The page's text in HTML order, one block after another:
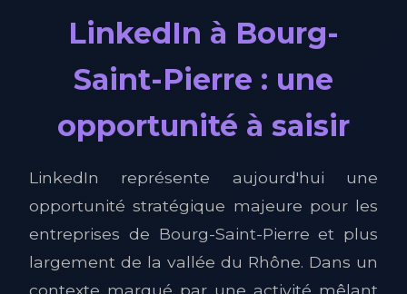
LinkedIn à Bourg-
Saint-Pierre : une
opportunité à saisir
LinkedIn représente aujourd'hui une
opportunité stratégique majeure pour les
entreprises de Bourg-Saint-Pierre et plus
largement de la vallée du Rhône. Dans un
contexte marqué par une activité mêlant